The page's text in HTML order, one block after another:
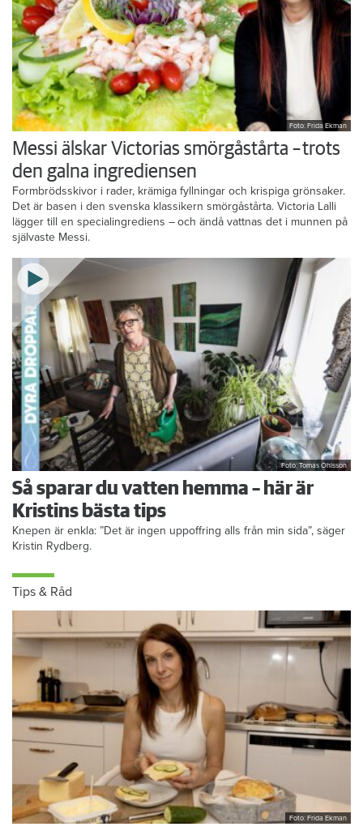
Foto: Frida Ekman
Messi älskar Victorias smörgåstårta – trots
den galna ingrediensen
Formbrödsskivor i rader, krämiga fyllningar och krispiga grönsaker.
Det är basen i den svenska klassikern smörgåstårta. Victoria Lalli
lägger till en specialingrediens – och ändå vattnas det i munnen på
självaste Messi.
Foto: Tomas Ohlsson
Så sparar du vatten hemma – här är
Kristins bästa tips
Knepen är enkla: ”Det är ingen uppoffring alls från min sida”, säger
Kristin Rydberg.
Tips & Råd
Foto: Frida Ekman